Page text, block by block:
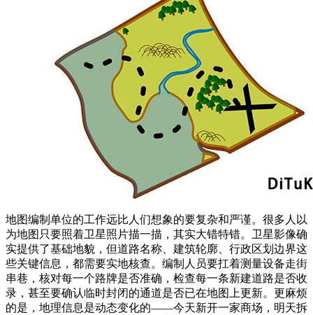
地图编制单位的工作远比人们想象的要复杂和严谨。很多人以
为地图只要照着卫星照片描一描，其实大错特错。卫星影像确
实提供了基础地貌，但道路名称、建筑轮廓、行政区划边界这
些关键信息，都需要实地核查。编制人员要扛着测量设备走街
串巷，核对每一个路牌是否准确，检查每一条新建道路是否收
录，甚至要确认临时封闭的通道是否已在地图上更新。更麻烦
的是，地理信息是动态变化的——今天新开一家商场，明天拆